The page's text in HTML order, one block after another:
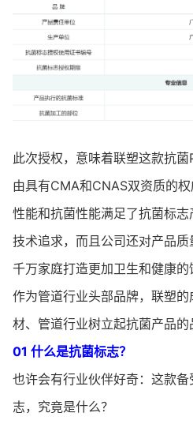
此次授权，意味着联塑这款抗
由具有CMA和CNAS双资质的
性能和抗菌性能满足了抗菌标
技术追求，而且公司还对产品
千万家庭打造更加卫生和健康的
作为管道行业头部品牌，联塑
材、管道行业树立起抗菌产品的
01 什么是抗菌标志？
也许会有行业伙伴好奇：这款
志，究竟是什么？